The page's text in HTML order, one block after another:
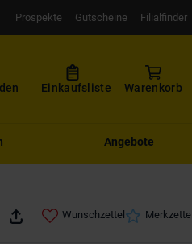
Prospekte Gutscheine Filialfinder
Einkaufsliste Warenkorb
Angebote
Wunschzettel Merkzettel